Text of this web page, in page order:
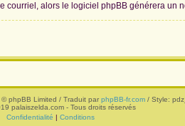
courriel, alors le logiciel phpBB générera un
phpBB Limited / Traduit par phpBB-fr.com/ Style:
palaiszelda.com - Tous droits réservés
Confidentialité | Conditions